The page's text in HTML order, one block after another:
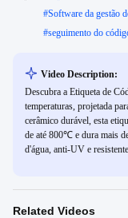
#Software da gestão
#seguimento do
Video Description:
Descubra a Etiqueta de
temperaturas, projetada
cerâmico durável, esta
de até 800℃ e dura mais
d'água, anti-UV e
Related Videos